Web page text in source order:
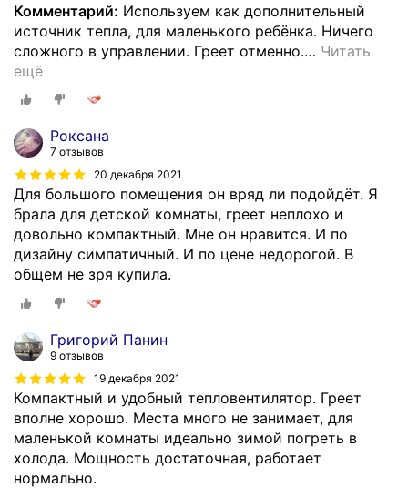
Комментарий: Используем как дополнительный
источник тепла, для маленького ребёнка. Ничего
сложного в управлении. Греет отменно.… Читать
ещё
Роксана
7 отзывов
20 декабря 2021
Для большого помещения он вряд ли подойдёт. Я
брала для детской комнаты, греет неплохо и
довольно компактный. Мне он нравится. И по
дизайну симпатичный. И по цене недорогой. В
общем не зря купила.
Григорий Панин
9 отзывов
19 декабря 2021
Компактный и удобный тепловентилятор. Греет
вполне хорошо. Места много не занимает, для
маленькой комнаты идеально зимой погреть в
холода. Мощность достаточная, работает
нормально.